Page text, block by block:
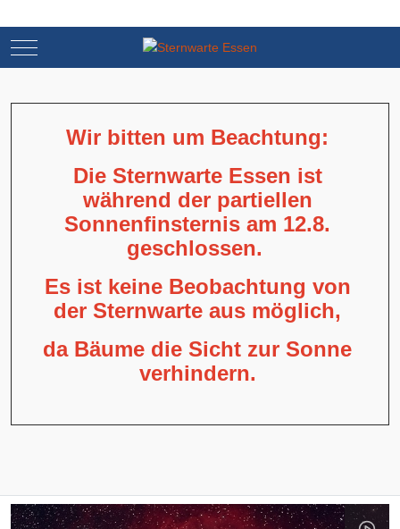
Mobile Menu Toggle
Wir bitten um Beachtung:
Die Sternwarte Essen ist
während der partiellen
Sonnenfinsternis am 12.8.
geschlossen.
Es ist keine Beobachtung von
der Sternwarte aus möglich,
da Bäume die Sicht zur Sonne
verhindern.